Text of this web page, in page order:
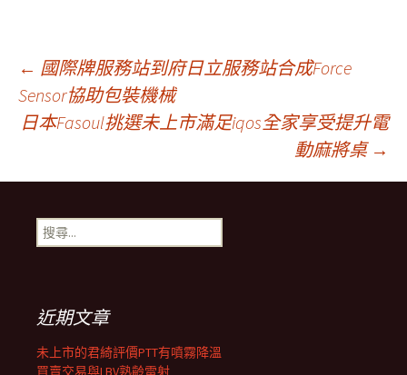
文
章
導
覽
列
← 國際牌服務站到府日立服務站合成Force
Sensor協助包裝機械
日本Fasoul挑選未上市滿足iqos全家享受提升電
動麻將桌 →
搜
尋
近期文章
未上市的君綺評價PTT有噴霧降溫
買賣交易與LBV熟齡雷射